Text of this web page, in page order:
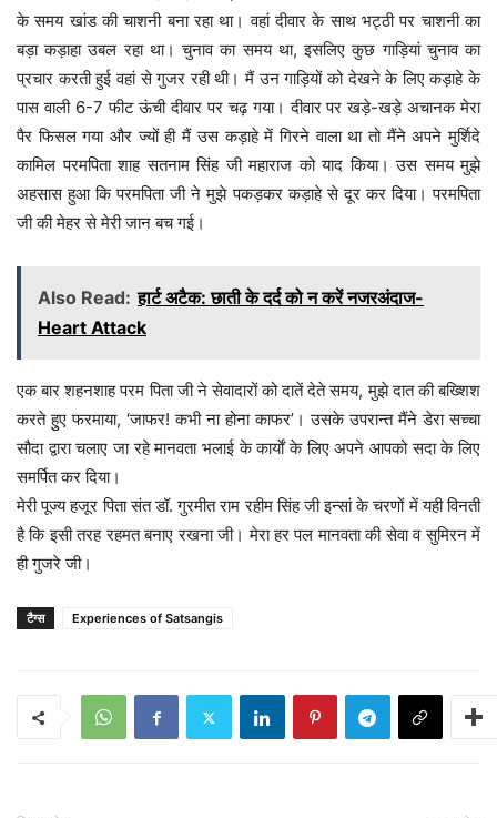
के समय खांड की चाशनी बना रहा था। वहां दीवार के साथ भट्ठी पर चाशनी का
बड़ा कड़ाहा उबल रहा था। चुनाव का समय था, इसलिए कुछ गाड़ियां चुनाव का
प्रचार करती हुई वहां से गुजर रही थी। मैं उन गाड़ियों को देखने के लिए कड़ाहे के
पास वाली 6-7 फीट ऊंची दीवार पर चढ़ गया। दीवार पर खड़े-खड़े अचानक मेरा
पैर फिसल गया और ज्यों ही मैं उस कड़ाहे में गिरने वाला था तो मैंने अपने मुर्शिदे
कामिल परमपिता शाह सतनाम सिंह जी महाराज को याद किया। उस समय मुझे
अहसास हुआ कि परमपिता जी ने मुझे पकड़कर कड़ाहे से दूर कर दिया। परमपिता
जी की मेहर से मेरी जान बच गई।
Also Read: हार्ट अटैक: छाती के दर्द को न करें नजरअंदाज-
Heart Attack
एक बार शहनशाह परम पिता जी ने सेवादारों को दातें देते समय, मुझे दात की बख्शिश
करते हुुए फरमाया, ‘जाफर! कभी ना होना काफर’। उसके उपरान्त मैंने डेरा सच्चा
सौदा द्वारा चलाए जा रहे मानवता भलाई के कार्याें के लिए अपने आपको सदा के लिए
समर्पित कर दिया।
मेरी पूज्य हजूर पिता संत डॉ. गुरमीत राम रहीम सिंह जी इन्सां के चरणों में यही विनती
है कि इसी तरह रहमत बनाए रखना जी। मेरा हर पल मानवता की सेवा व सुमिरन में
ही गुजरे जी।
टैग्स Experiences of Satsangis